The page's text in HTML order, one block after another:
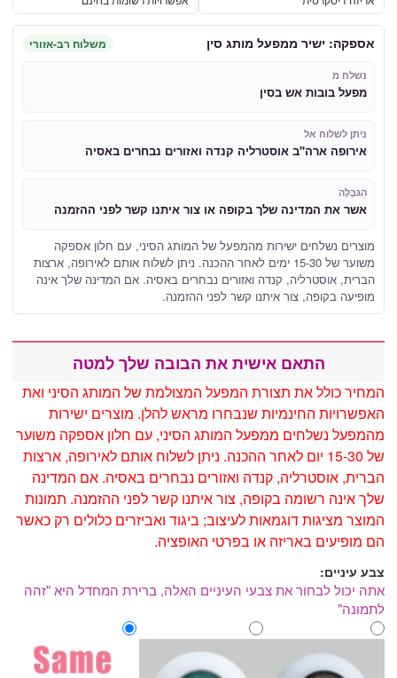
אספקה: ישיר ממפעל מותג סין משלוח רב-אזורי
נשלח מ
מפעל בובות אש בסין
ניתן לשלוח אל
אירופה ארה"ב אוסטרליה קנדה ואזורים נבחרים באסיה
הַגבָּלָה
אשר את המדינה שלך בקופה או צור איתנו קשר לפני ההזמנה
מוצרים נשלחים ישירות מהמפעל של המותג הסיני, עם חלון אספקה ​​
משוער של 15-30 ימים לאחר ההכנה. ניתן לשלוח אותם לאירופה, ארצות
הברית, אוסטרליה, קנדה ואזורים נבחרים באסיה. אם המדינה שלך אינה
מופיעה בקופה, צור איתנו קשר לפני ההזמנה.
התאם אישית את הבובה שלך למטה
המחיר כולל את תצורת המפעל המצולמת של המותג הסיני ואת
האפשרויות החינמיות שנבחרו מראש להלן. מוצרים ישירות
מהמפעל נשלחים ממפעל המותג הסיני, עם חלון אספקה ​​משוער
של 15-30 יום לאחר ההכנה. ניתן לשלוח אותם לאירופה, ארצות
הברית, אוסטרליה, קנדה ואזורים נבחרים באסיה. אם המדינה
שלך אינה רשומה בקופה, צור איתנו קשר לפני ההזמנה. תמונות
המוצר מציגות דוגמאות לעיצוב; ביגוד ואביזרים כלולים רק כאשר
הם מופיעים באריזה או בפרטי האופציה.
צבע עיניים:
אתה יכול לבחור את צבעי העיניים האלה, ברירת המחדל היא "זהה
לתמונה"